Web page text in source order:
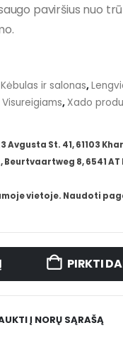
paviršius nuo
Kėbulas ir salonas,
Visureigiams, Xado
Avgusta St. 41, 61103
Beurtvaartweg 8, 6541
vietoje. Naudoti
PIRKTI
Į NORŲ SĄRAŠĄ